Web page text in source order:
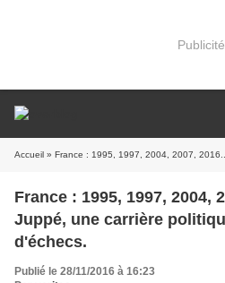
Publicité
Accueil » France : 1995, 1997, 2004, 2007, 2016... Alain
France : 1995, 1997, 2004,
Juppé, une carrière
d'échecs.
Publié le 28/11/2016 à 16:23